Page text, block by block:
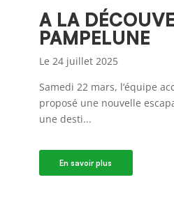
A LA
PAMPELUNE
Le 24 juillet 2025
Samedi 22 mars, l’équipe
proposé une nouvelle
une desti...
En savoir plus